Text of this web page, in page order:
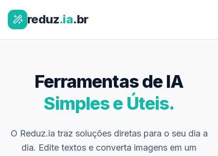
reduz.ia.br
Ferramentas de IA
Simples e Úteis.
O Reduz.ia traz soluções diretas para o seu dia a
dia. Edite textos e converta imagens em um